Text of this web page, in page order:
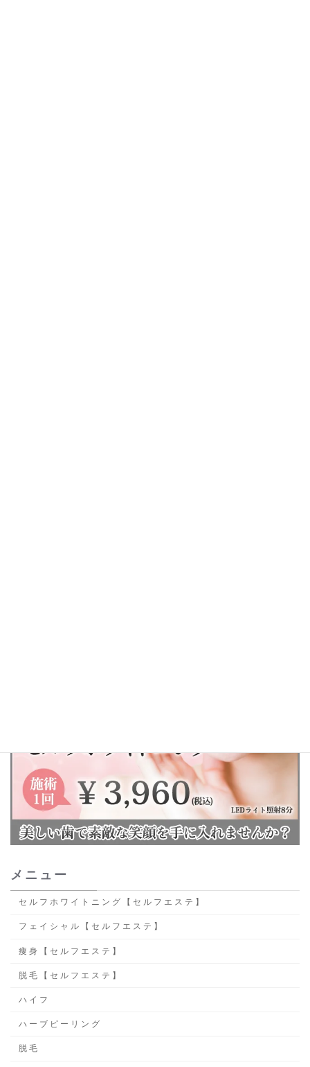
メニュー
セルフホワイトニング【セルフエステ】
フェイシャル【セルフエステ】
痩身【セルフエステ】
脱毛【セルフエステ】
ハイフ
ハーブピーリング
脱毛